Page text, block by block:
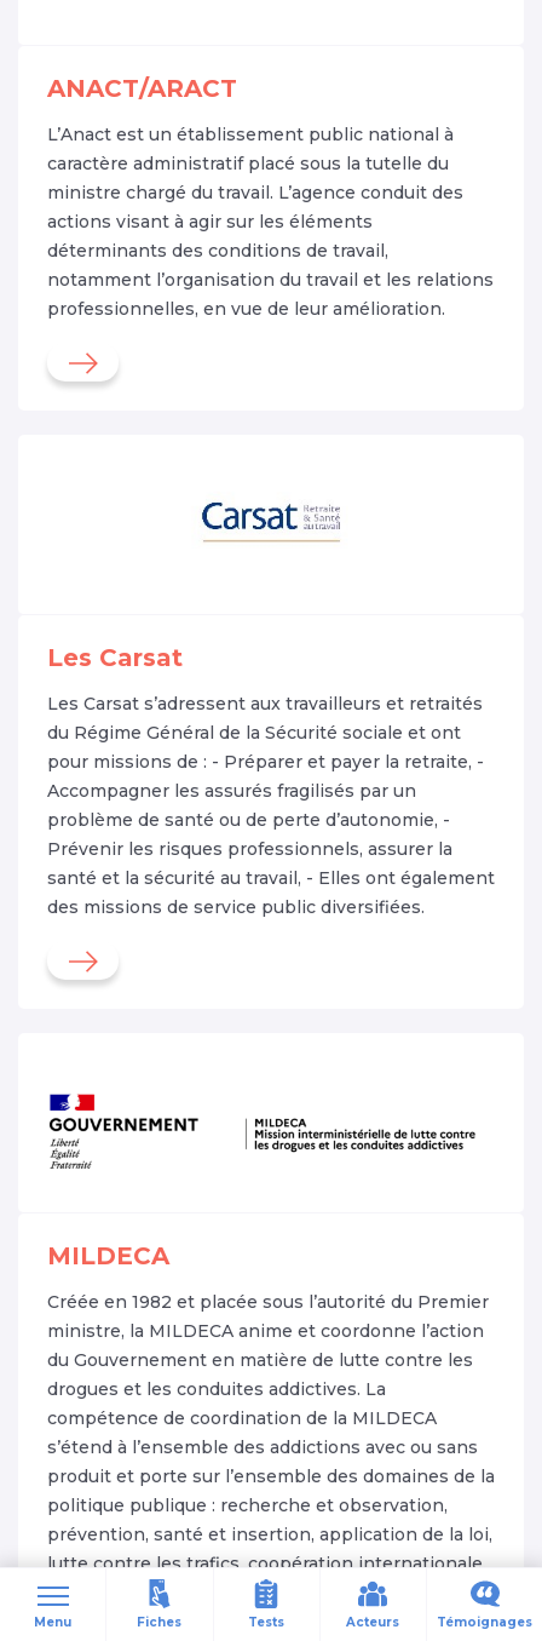
Menu Fiches Tests Acteurs Témoignages
ANACT/ARACT
L’Anact est un établissement public national à
caractère administratif placé sous la tutelle du
ministre chargé du travail. L’agence conduit des
actions visant à agir sur les éléments
déterminants des conditions de travail,
notamment l’organisation du travail et les relations
professionnelles, en vue de leur amélioration.
Les Carsat
Les Carsat s’adressent aux travailleurs et retraités
du Régime Général de la Sécurité sociale et ont
pour missions de : - Préparer et payer la retraite, -
Accompagner les assurés fragilisés par un
problème de santé ou de perte d’autonomie, -
Prévenir les risques professionnels, assurer la
santé et la sécurité au travail, - Elles ont également
des missions de service public diversifiées.
MILDECA
Créée en 1982 et placée sous l’autorité du Premier
ministre, la MILDECA anime et coordonne l’action
du Gouvernement en matière de lutte contre les
drogues et les conduites addictives. La
compétence de coordination de la MILDECA
s’étend à l’ensemble des addictions avec ou sans
produit et porte sur l’ensemble des domaines de la
politique publique : recherche et observation,
prévention, santé et insertion, application de la loi,
lutte contre les trafics, coopération internationale.